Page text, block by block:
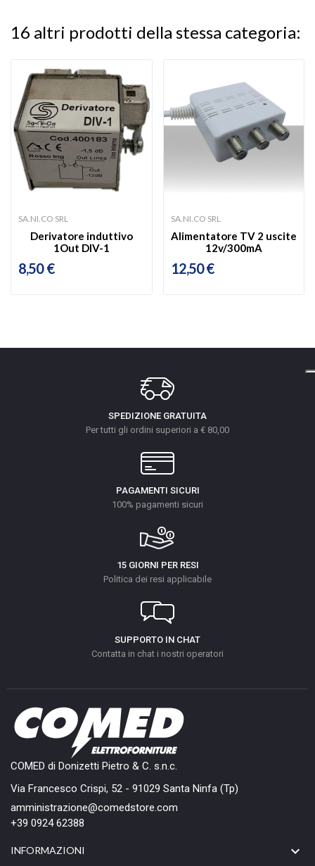
16 altri prodotti della stessa categoria:
SA.NI.CO SRL
Derivatore induttivo
1Out DIV-1
8,50 €
SA.NI.CO SRL
Alimentatore TV 2 uscite
12v/300mA
12,50 €
SPEDIZIONE GRATUITA
Per tutti gli ordini superiori a € 80,00
PAGAMENTI SICURI
100% pagamenti sicuri
15 GIORNI PER RESI
Politica dei resi applicabile
SUPPORTO IN CHAT
Contatta in chat i nostri operatori
COMED di Donizetti Pietro & C. s.n.c.
Via Francesco Crispi, 52 - 91029 Santa Ninfa (Tp)
amministrazione@comedstore.com
+39 0924 62388
INFORMAZIONI 